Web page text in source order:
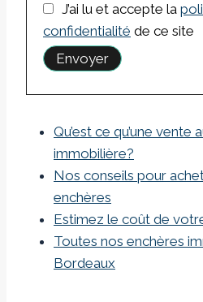
J’ai lu et accepte la
confidentialité de ce site
Qu’est ce qu’une vente
immobilière?
Nos conseils pour
enchères
Estimez le coût de
Toutes nos enchères
Bordeaux